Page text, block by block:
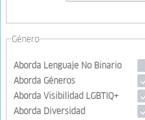
Género
Aborda Lenguaje No Binario
Aborda Géneros
Aborda Visibilidad LGBTIQ+
Aborda Diversidad